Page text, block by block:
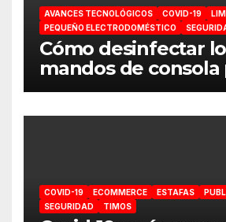
AVANCES TECNOLÓGICOS COVID-19
PEQUEÑO ELECTRODOMÉSTICO
Cómo desinfectar
mandos de consola
coronavirus
COVID-19 ECOMMERCE ESTAFAS
SEGURIDAD
TIMOS